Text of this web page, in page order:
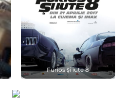
Furios și iute 8